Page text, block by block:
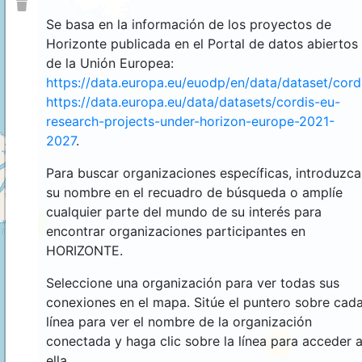
Se basa en la información de los proyectos de
Horizonte publicada en el Portal de datos abiertos
de la Unión Europea:
https://data.europa.eu/euodp/en/data/dataset/
https://data.europa.eu/data/datasets/cordis-eu-
research-projects-under-horizon-europe-2021-
2027.
Para buscar organizaciones específicas, introduzca
su nombre en el recuadro de búsqueda o amplíe
cualquier parte del mundo de su interés para
encontrar organizaciones participantes en
HORIZONTE.
Seleccione una organización para ver todas sus
conexiones en el mapa. Sitúe el puntero sobre
línea para ver el nombre de la organización
conectada y haga clic sobre la línea para acceder a
44